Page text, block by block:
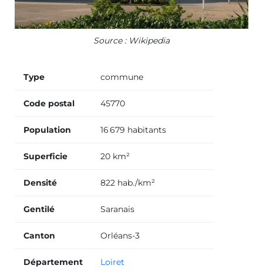
Source : Wikipedia
Type commune
Code postal 45770
Population 16 679 habitants
Superficie 20 km²
Densité 822 hab./km²
Gentilé Saranais
Canton Orléans-3
Département Loiret